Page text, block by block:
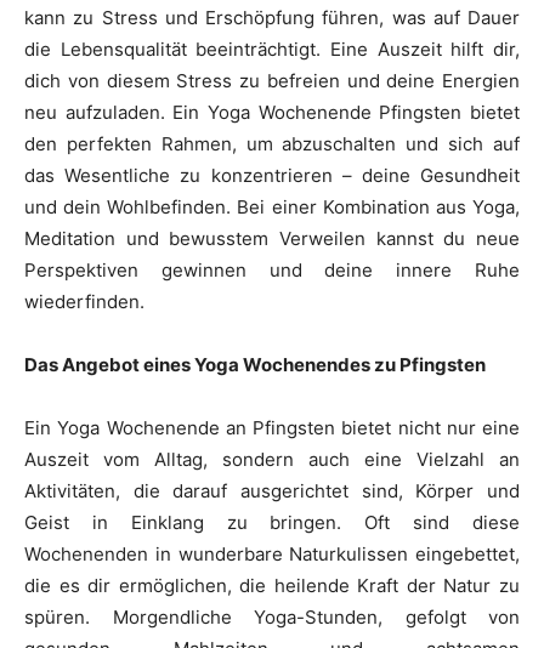
kann zu Stress und Erschöpfung führen, was auf Dauer
die Lebensqualität beeinträchtigt. Eine Auszeit hilft dir,
dich von diesem Stress zu befreien und deine Energien
neu aufzuladen. Ein Yoga Wochenende Pfingsten bietet
den perfekten Rahmen, um abzuschalten und sich auf
das Wesentliche zu konzentrieren – deine Gesundheit
und dein Wohlbefinden. Bei einer Kombination aus Yoga,
Meditation und bewusstem Verweilen kannst du neue
Perspektiven gewinnen und deine innere Ruhe
wiederfinden.
Das Angebot eines Yoga Wochenendes zu Pfingsten
Ein Yoga Wochenende an Pfingsten bietet nicht nur eine
Auszeit vom Alltag, sondern auch eine Vielzahl an
Aktivitäten, die darauf ausgerichtet sind, Körper und
Geist in Einklang zu bringen. Oft sind diese
Wochenenden in wunderbare Naturkulissen eingebettet,
die es dir ermöglichen, die heilende Kraft der Natur zu
spüren. Morgendliche Yoga-Stunden, gefolgt von